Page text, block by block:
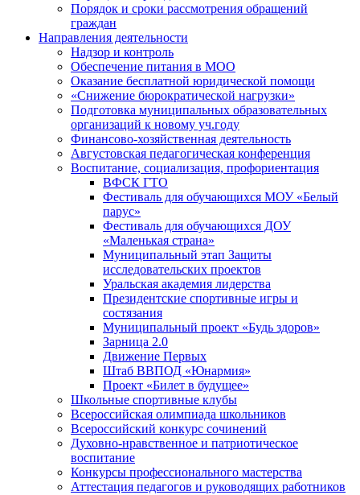
Порядок и сроки рассмотрения обращений
граждан
Направления деятельности
Надзор и контроль
Обеспечение питания в МОО
Оказание бесплатной юридической помощи
«Снижение бюрократической нагрузки»
Подготовка муниципальных образовательных
организаций к новому уч.году
Финансово-хозяйственная деятельность
Августовская педагогическая конференция
Воспитание, социализация, профориентация
ВФСК ГТО
Фестиваль для обучающихся МОУ «Белый
парус»
Фестиваль для обучающихся ДОУ
«Маленькая страна»
Муниципальный этап Защиты
исследовательских проектов
Уральская академия лидерства
Президентские спортивные игры и
состязания
Муниципальный проект «Будь здоров»
Зарница 2.0
Движение Первых
Штаб ВВПОД «Юнармия»
Проект «Билет в будущее»
Школьные спортивные клубы
Всероссийская олимпиада школьников
Всероссийский конкурс сочинений
Духовно-нравственное и патриотическое
воспитание
Конкурсы профессионального мастерства
Аттестация педагогов и руководящих работников